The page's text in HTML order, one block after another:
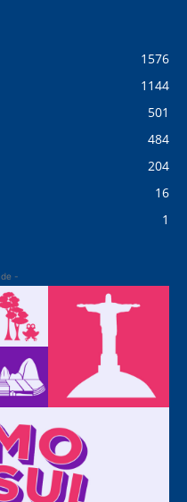
1576
1144
501
484
204
16
1
-